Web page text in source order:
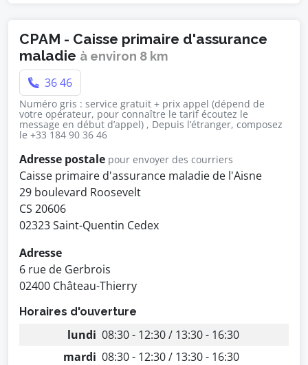
CPAM - Caisse primaire d'assurance
maladie à environ 8 km
36 46
Numéro gris : service gratuit + prix appel (dépend de
votre opérateur, pour connaître le tarif écoutez le
message en début d’appel) , Depuis l’étranger, composez
le +33 184 90 36 46
Adresse postale pour envoyer des courriers
Caisse primaire d'assurance maladie de l'Aisne
29 boulevard Roosevelt
CS 20606
02323 Saint-Quentin Cedex
Adresse
6 rue de Gerbrois
02400 Château-Thierry
Horaires d'ouverture
lundi 08:30 - 12:30 / 13:30 - 16:30
mardi 08:30 - 12:30 / 13:30 - 16:30